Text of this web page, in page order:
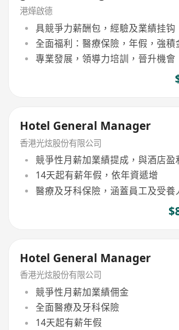
港燁啟德
具競爭力薪酬包，經驗及業績挂钩
全面福利：醫療保險，年假，強積
專業發展，領導力培訓，晉升機會
Hotel General Manager
香港光炫股份有限公司
競爭性月薪加業績提成，與酒店盈
14天起有薪年假，依年資遞增
醫療及牙科保險，涵蓋員工及受養
Hotel General Manager
香港光炫股份有限公司
競爭性月薪加業績佣金
全面醫療及牙科保險
14天起有薪年假